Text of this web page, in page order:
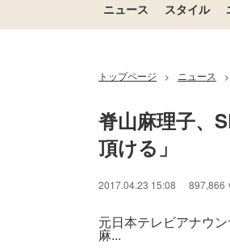
ニュース スタイル
トップページ > ニュース >
脊山麻理子、
頂ける」
2017.04.23 15:08 897,866
元日本テレビアナウ
麻...